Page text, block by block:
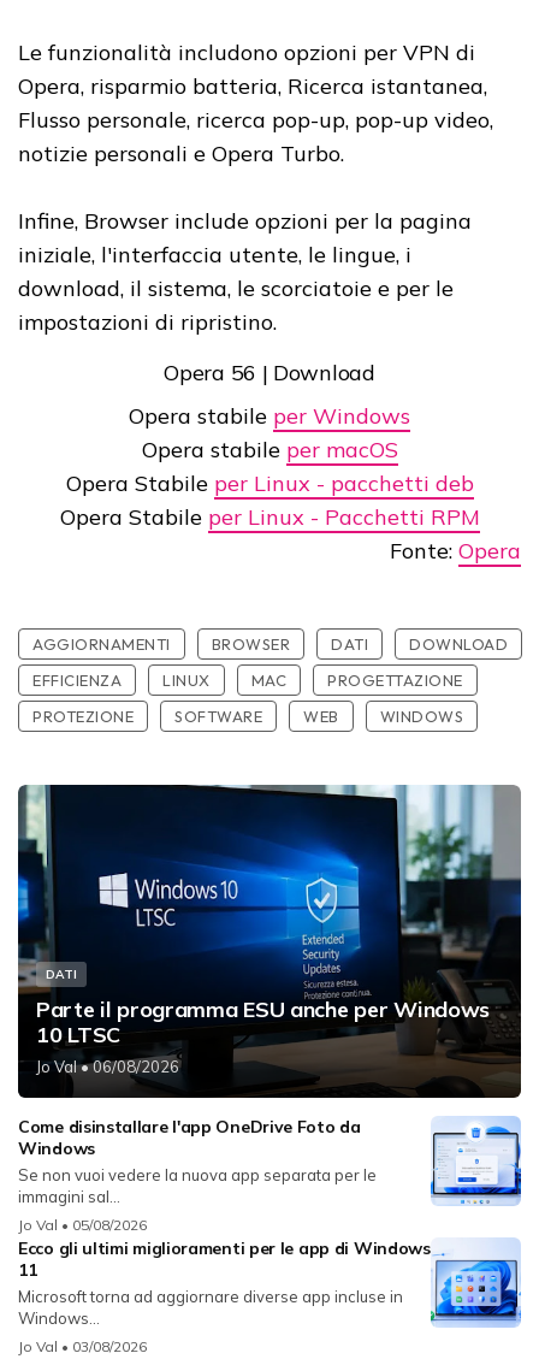
Le funzionalità includono opzioni per VPN di
Opera, risparmio batteria, Ricerca istantanea,
Flusso personale, ricerca pop-up, pop-up video,
notizie personali e Opera Turbo.
Infine, Browser include opzioni per la pagina
iniziale, l'interfaccia utente, le lingue, i
download, il sistema, le scorciatoie e per le
impostazioni di ripristino.
Opera 56 | Download
Opera stabile per Windows
Opera stabile per macOS
Opera Stabile per Linux - pacchetti deb
Opera Stabile per Linux - Pacchetti RPM
Fonte: Opera
AGGIORNAMENTI BROWSER DATI
DOWNLOAD
EFFICIENZA
LINUX MAC
PROGETTAZIONE
PROTEZIONE
SOFTWARE WEB WINDOWS
DATI
Parte il programma ESU anche per Windows
10 LTSC
Jo Val• 06/08/2026
Come disinstallare l'app OneDrive Foto da
Windows
Se non vuoi vedere la nuova app separata per le
immagini sal...
Jo Val • 05/08/2026
Ecco gli ultimi miglioramenti per le app di Windows
11
Microsoft torna ad aggiornare diverse app incluse in
Windows...
Jo Val • 03/08/2026